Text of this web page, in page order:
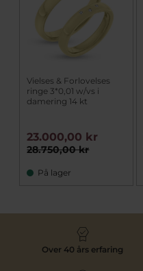
Vielses & Forlovelses
ringe 3*0,01 w/vs i
damering 14 kt
28.750,00 kr
23.000,00 kr
På lager
Over 40 års erfaring